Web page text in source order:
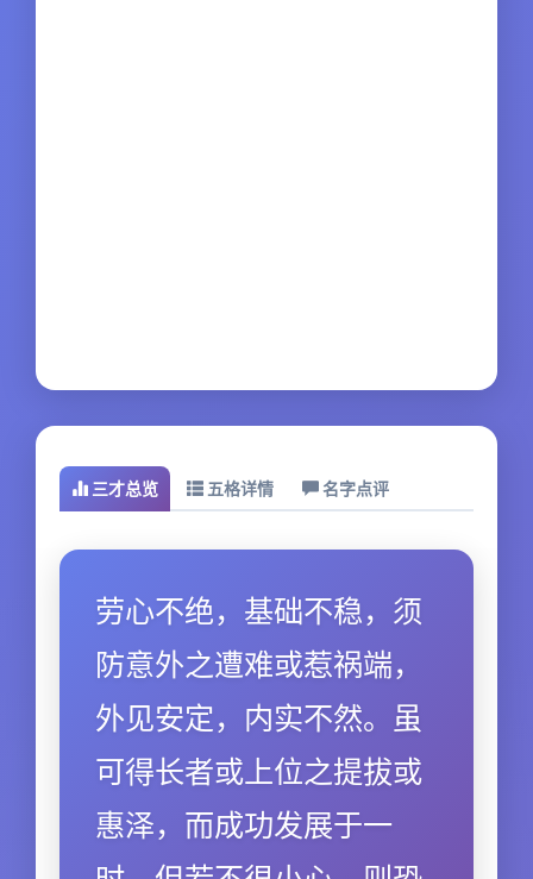
三才总览 五格详情 名字点评
劳心不绝，基础不稳，须
防意外之遭难或惹祸端，
外见安定，内实不然。虽
可得长者或上位之提拔或
惠泽，而成功发展于一